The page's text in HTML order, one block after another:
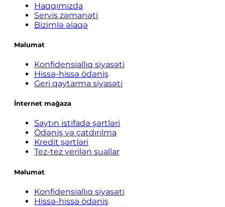
Haqqımızda
Servis zəmanəti
Bizimlə əlaqə
Məlumat
Konfidensiallıq siyasəti
Hissə-hissə ödəniş
Geri qaytarma siyasəti
İnternet mağaza
Saytın istifadə şərtləri
Ödəniş və çatdırılma
Kredit şərtləri
Tez-tez verilən suallar
Məlumat
Konfidensiallıq siyasəti
Hissə-hissə ödəniş